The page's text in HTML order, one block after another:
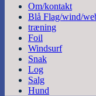
Om/kontakt
Blå Flag/wind/
træning
Foil
Windsurf
Snak
Log
Salg
Hund